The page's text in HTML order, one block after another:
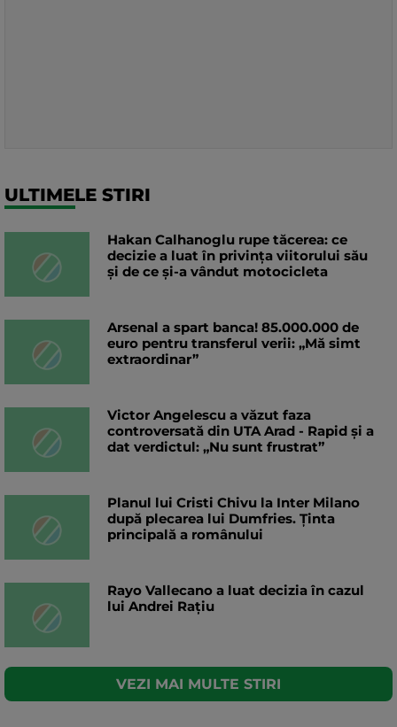
ULTIMELE STIRI
Hakan Calhanoglu rupe tăcerea: ce
decizie a luat în privința viitorului său
și de ce și-a vândut motocicleta
Arsenal a spart banca! 85.000.000 de
euro pentru transferul verii: „Mă simt
extraordinar”
Victor Angelescu a văzut faza
controversată din UTA Arad - Rapid și a
dat verdictul: „Nu sunt frustrat”
Planul lui Cristi Chivu la Inter Milano
după plecarea lui Dumfries. Ținta
principală a românului
Rayo Vallecano a luat decizia în cazul
lui Andrei Rațiu
VEZI MAI MULTE STIRI